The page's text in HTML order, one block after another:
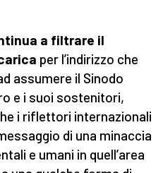
a filtrare il
per l’indirizzo che
assumere il Sinodo
e i suoi sostenitori,
i riflettori internazionali
di una minaccia
e umani in quell’area